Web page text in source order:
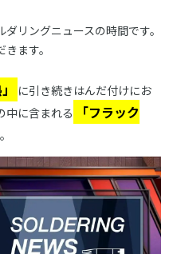
リングニュースの時間です。
ます。
に引き続きはんだ付けにお
中に含まれる
「フラック